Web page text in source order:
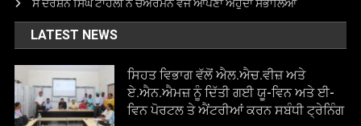
ਸ ਦਰਸ਼ਨ ਸਿੰਘ ਟਾਹਲੀ ਨੇ ਚੇਅਰਮੈਨ ਵਜੋਂ ਆਪਣਾ ਅਹੁਦਾ ਸੰਭਾਲਿਆ
LATEST NEWS
ਸਿਹਤ ਵਿਭਾਗ ਵੱਲੋਂ ਐਲ.ਐਚ.ਵੀਜ਼ ਅਤੇ
ਏ.ਐਨ.ਐਮਜ਼ ਨੂੰ ਦਿੱਤੀ ਗਈ ਯੂ-ਵਿਨ ਅਤੇ ਈ-
ਵਿਨ ਪੋਰਟਲ ਤੇ ਐਂਟਰੀਆਂ ਕਰਨ ਸਬੰਧੀ ਟ੍ਰੇਨਿੰਗ